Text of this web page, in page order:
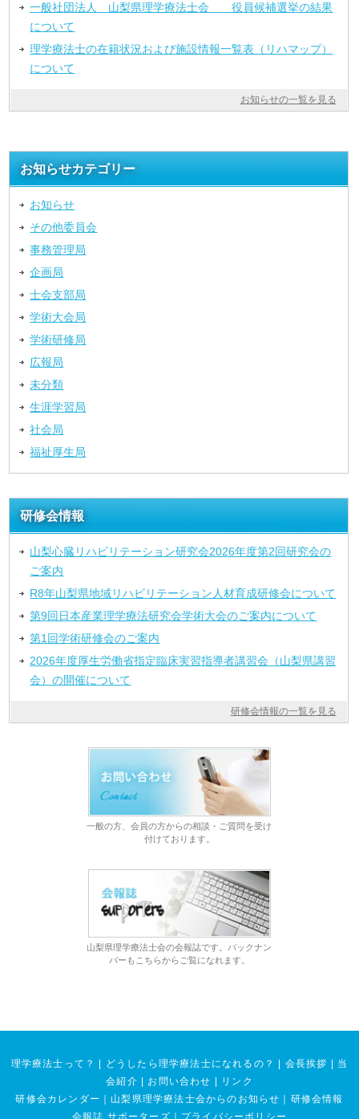
一般社団法人 山梨県理学療法士会 役員候補選挙の結果
について
理学療法士の在籍状況および施設情報一覧表（リハマップ）
について
お知らせの一覧を見る
お知らせカテゴリー
お知らせ
その他委員会
事務管理局
企画局
士会支部局
学術大会局
学術研修局
広報局
未分類
生涯学習局
社会局
福祉厚生局
研修会情報
山梨心臓リハビリテーション研究会2026年度第2回研究会の
ご案内
R8年山梨県地域リハビリテーション人材育成研修会について
第9回日本産業理学療法研究会学術大会のご案内について
第1回学術研修会のご案内
2026年度厚生労働省指定臨床実習指導者講習会（山梨県講習
会）の開催について
研修会情報の一覧を見る
一般の方、会員の方からの相談・ご質問を受け
付けております。
山梨県理学療法士会の会報誌です。バックナン
バーもこちらからご覧になれます。
理学療法士って？ どうしたら理学療法士になれるの？ 会長挨拶
当
会紹介
お問い合わせ
リンク
研修会カレンダー
山梨県理学療法士会からのお知らせ
研修会情報